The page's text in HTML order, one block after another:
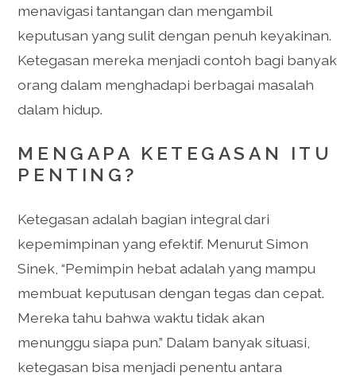
menavigasi tantangan dan mengambil
keputusan yang sulit dengan penuh keyakinan.
Ketegasan mereka menjadi contoh bagi banyak
orang dalam menghadapi berbagai masalah
dalam hidup.
MENGAPA KETEGASAN ITU
PENTING?
Ketegasan adalah bagian integral dari
kepemimpinan yang efektif. Menurut Simon
Sinek, “Pemimpin hebat adalah yang mampu
membuat keputusan dengan tegas dan cepat.
Mereka tahu bahwa waktu tidak akan
menunggu siapa pun.” Dalam banyak situasi,
ketegasan bisa menjadi penentu antara